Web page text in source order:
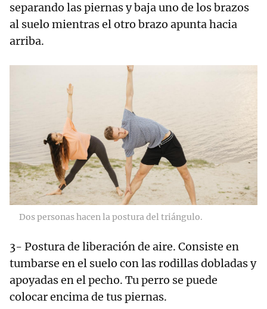
separando las piernas y baja uno de los brazos
al suelo mientras el otro brazo apunta hacia
arriba.
Dos personas hacen la postura del triángulo.
3- Postura de liberación de aire. Consiste en
tumbarse en el suelo con las rodillas dobladas y
apoyadas en el pecho. Tu perro se puede
colocar encima de tus piernas.